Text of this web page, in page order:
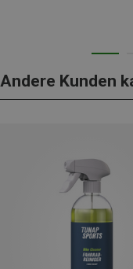
Andere Kunden